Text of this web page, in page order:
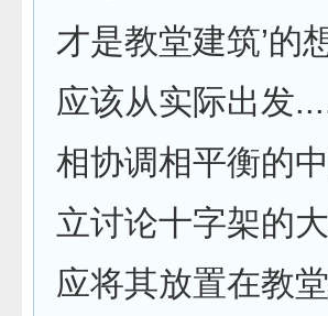
才是教堂建筑’的
应该从实际出发
相协调相平衡的
立讨论十字架的
应将其放置在教